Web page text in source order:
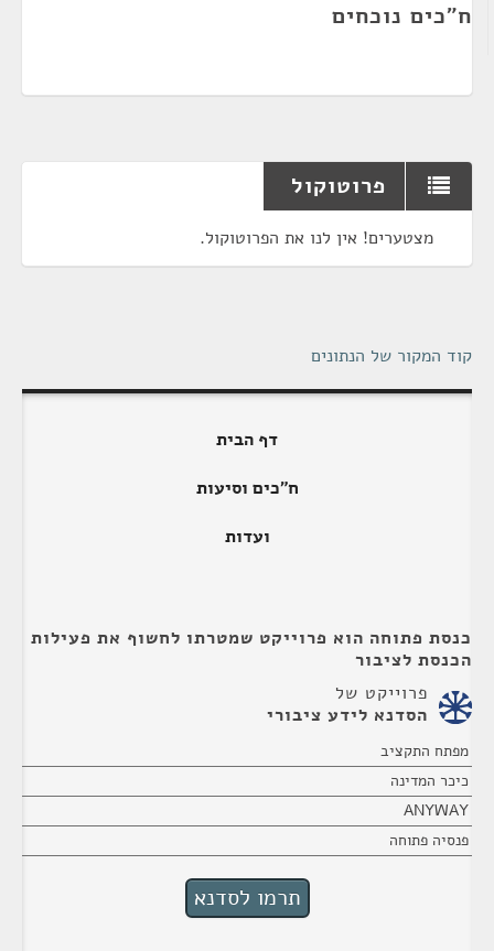
ח"כים נוכחים
פרוטוקול
מצטערים! אין לנו את הפרוטוקול.
קוד המקור של הנתונים
דף הבית
ח"כים וסיעות
ועדות
כנסת פתוחה הוא פרוייקט שמטרתו לחשוף את פעילות
הכנסת לציבור
פרוייקט של
הסדנא לידע ציבורי
מפתח התקציב
כיכר המדינה
ANYWAY
פנסיה פתוחה